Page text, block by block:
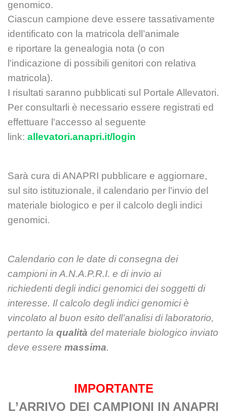
genomico.
Ciascun campione deve essere tassativamente
identificato con la matricola dell’animale
e riportare la genealogia nota (o con
l'indicazione di possibili genitori con relativa
matricola).
I risultati saranno pubblicati sul Portale Allevatori.
Per consultarli è necessario essere registrati ed
effettuare l'accesso al seguente
link: allevatori.anapri.it/login
Sarà cura di ANAPRI pubblicare e aggiornare,
sul sito istituzionale, il calendario per l'invio del
materiale biologico e per il calcolo degli indici
genomici.
Calendario con le date di consegna dei
campioni in A.N.A.P.R.I. e di invio ai
richiedentidegli indici genomici dei soggetti di
interesse. Il calcolo degli indici genomici è
vincolato albuon esito dell’analisi di laboratorio,
pertanto la qualità del materiale biologico inviato
deve essere massima.
IMPORTANTE
L’ARRIVO DEI CAMPIONI IN ANAPRI